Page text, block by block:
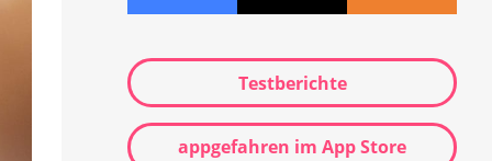
Testberichte
appgefahren im App Store